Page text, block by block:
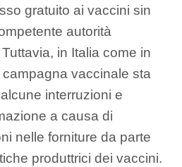
gratuito ai vaccini sin
autorità
in Italia come in
vaccinale sta
interruzioni e
a causa di
nelle forniture da parte
produttrici dei vaccini.